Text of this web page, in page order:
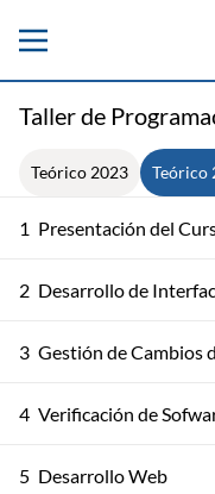
Taller de
Teórico 2023 Teórico
1 Presentación del
2 Desarrollo de
3 Gestión de Cambios
4 Verificación de
5 Desarrollo Web